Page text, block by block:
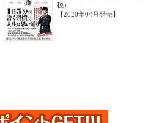
税）
【2020年04月発売】